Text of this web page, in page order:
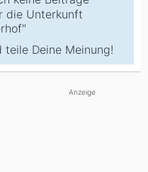
die Unterkunft
teile Deine Meinung!
Anzeige